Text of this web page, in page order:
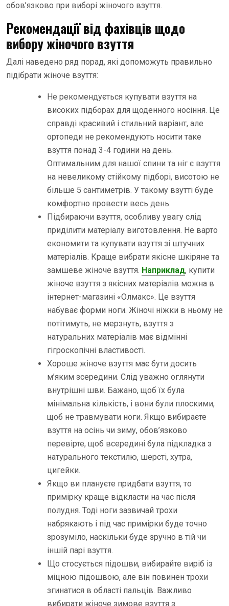
обов’язково при виборі жіночого взуття.
Рекомендації від фахівців щодо
вибору жіночого взуття
Далі наведено ряд порад, які допоможуть правильно
підібрати жіноче взуття:
Не рекомендується купувати взуття на
високих підборах для щоденного носіння. Це
справді красивий і стильний варіант, але
ортопеди не рекомендують носити таке
взуття понад 3-4 години на день.
Оптимальним для нашої спини та ніг є взуття
на невеликому стійкому підборі, висотою не
більше 5 сантиметрів. У такому взутті буде
комфортно провести весь день.
Підбираючи взуття, особливу увагу слід
приділити матеріалу виготовлення. Не варто
економити та купувати взуття зі штучних
матеріалів. Краще вибрати якісне шкіряне та
замшеве жіноче взуття. Наприклад, купити
жіноче взуття з якісних матеріалів можна в
інтернет-магазині «Олмакс». Це взуття
набуває форми ноги. Жіночі ніжки в ньому не
потітимуть, не мерзнуть, взуття з
натуральних матеріалів має відмінні
гігроскопічні властивості.
Хороше жіноче взуття має бути досить
м’яким зсередини. Слід уважно оглянути
внутрішні шви. Бажано, щоб їх була
мінімальна кількість, і вони були плоскими,
щоб не травмувати ноги. Якщо вибираєте
взуття на осінь чи зиму, обов’язково
перевірте, щоб всередині була підкладка з
натурального текстилю, шерсті, хутра,
цигейки.
Якщо ви плануєте придбати взуття, то
примірку краще відкласти на час після
полудня. Тоді ноги зазвичай трохи
набрякають і під час примірки буде точно
зрозуміло, наскільки буде зручно в тій чи
іншій парі взуття.
Що стосується підошви, вибирайте виріб із
міцною підошвою, але він повинен трохи
згинатися в області пальців. Важливо
вибирати жіноче зимове взуття з